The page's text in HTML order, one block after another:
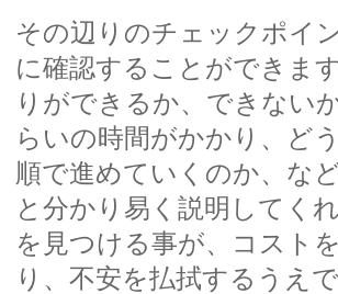
その辺りのチェックポイ
に確認することができま
りができるか、できない
らいの時間がかかり、ど
順で進めていくのか、な
と分かり易く説明してく
を見つける事が、コスト
り、不安を払拭するうえ